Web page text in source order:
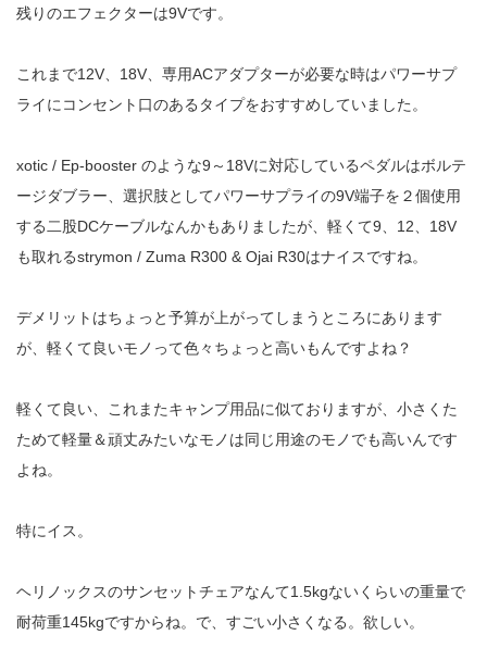
残りのエフェクターは9Vです。
これまで12V、18V、専用ACアダプターが必要な時はパワーサプ
ライにコンセント口のあるタイプをおすすめしていました。
xotic / Ep-booster のような9～18Vに対応しているペダルはボルテ
ージダブラー、選択肢としてパワーサプライの9V端子を２個使用
する二股DCケーブルなんかもありましたが、軽くて9、12、18V
も取れるstrymon / Zuma R300 & Ojai R30はナイスですね。
デメリットはちょっと予算が上がってしまうところにあります
が、軽くて良いモノって色々ちょっと高いもんですよね？
軽くて良い、これまたキャンプ用品に似ておりますが、小さくた
ためて軽量＆頑丈みたいなモノは同じ用途のモノでも高いんです
よね。
特にイス。
ヘリノックスのサンセットチェアなんて1.5kgないくらいの重量で
耐荷重145kgですからね。で、すごい小さくなる。欲しい。